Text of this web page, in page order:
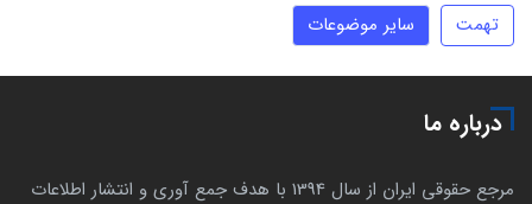
تهمت
سایر موضوعات
درباره ما
مرجع حقوقی ایران از سال 1394 با هدف جمع آوری و انتشار اطلاعات